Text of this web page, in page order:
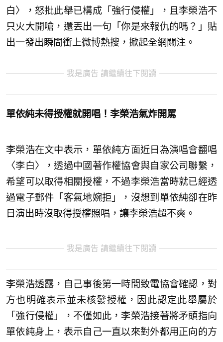
白〉，怒批此舉已構成「強行侵權」，且李榮浩不
只火大開嗆，還丟出一句「你是來報仇的嗎？」貼
出一發出瞬間衝上微博熱搜，掀起全網關注。
我是廣告 請繼續往下閱讀
單依純未得授權就開唱！李榮浩氣炸開罵
李榮浩在文中表示，單依純方面近日為演唱會翻唱
〈李白〉，透過中國著作權協會與自家公司聯繫，
希望可以取得相關授權，不過李榮浩當時就已經透
過電子郵件「客氣地婉拒」，沒想到單依純卻在昨
日演出時沒取得授權照唱，讓李榮浩超不爽。
我是廣告 請繼續往下閱讀
李榮浩透露，自己事後第一時間致電協會確認，對
方也明確表示並未核發授權，因此認定此舉屬於
「強行侵權」，不僅如此，李榮浩接著將矛頭指向
單依純身上，表示自己一直以來對外都用正向的方